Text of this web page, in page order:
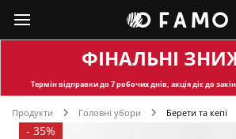
ФІНАЛЬНІ
Термін відправкидо 7 робочих днів, акція діє до
Продукти Головні убори Берети та кепі
- 35%